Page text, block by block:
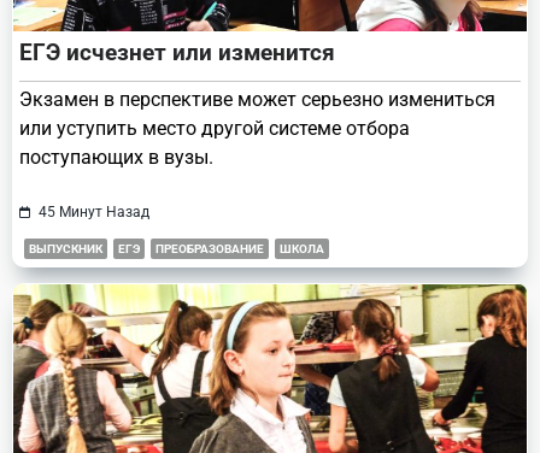
ЕГЭ исчезнет или изменится
Экзамен в перспективе может серьезно измениться
или уступить место другой системе отбора
поступающих в вузы.
45 Минут Назад
ВЫПУСКНИК ЕГЭ ПРЕОБРАЗОВАНИЕ ШКОЛА